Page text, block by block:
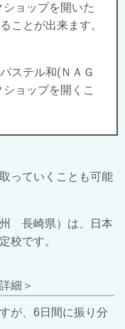
ョップを開いた
ことが出来ます。
ステル和(ＮＡＧ
ョップを開くこ
っていくことも可能
長崎県）は、
日本
校です。
細＞
が、6日間に振り分